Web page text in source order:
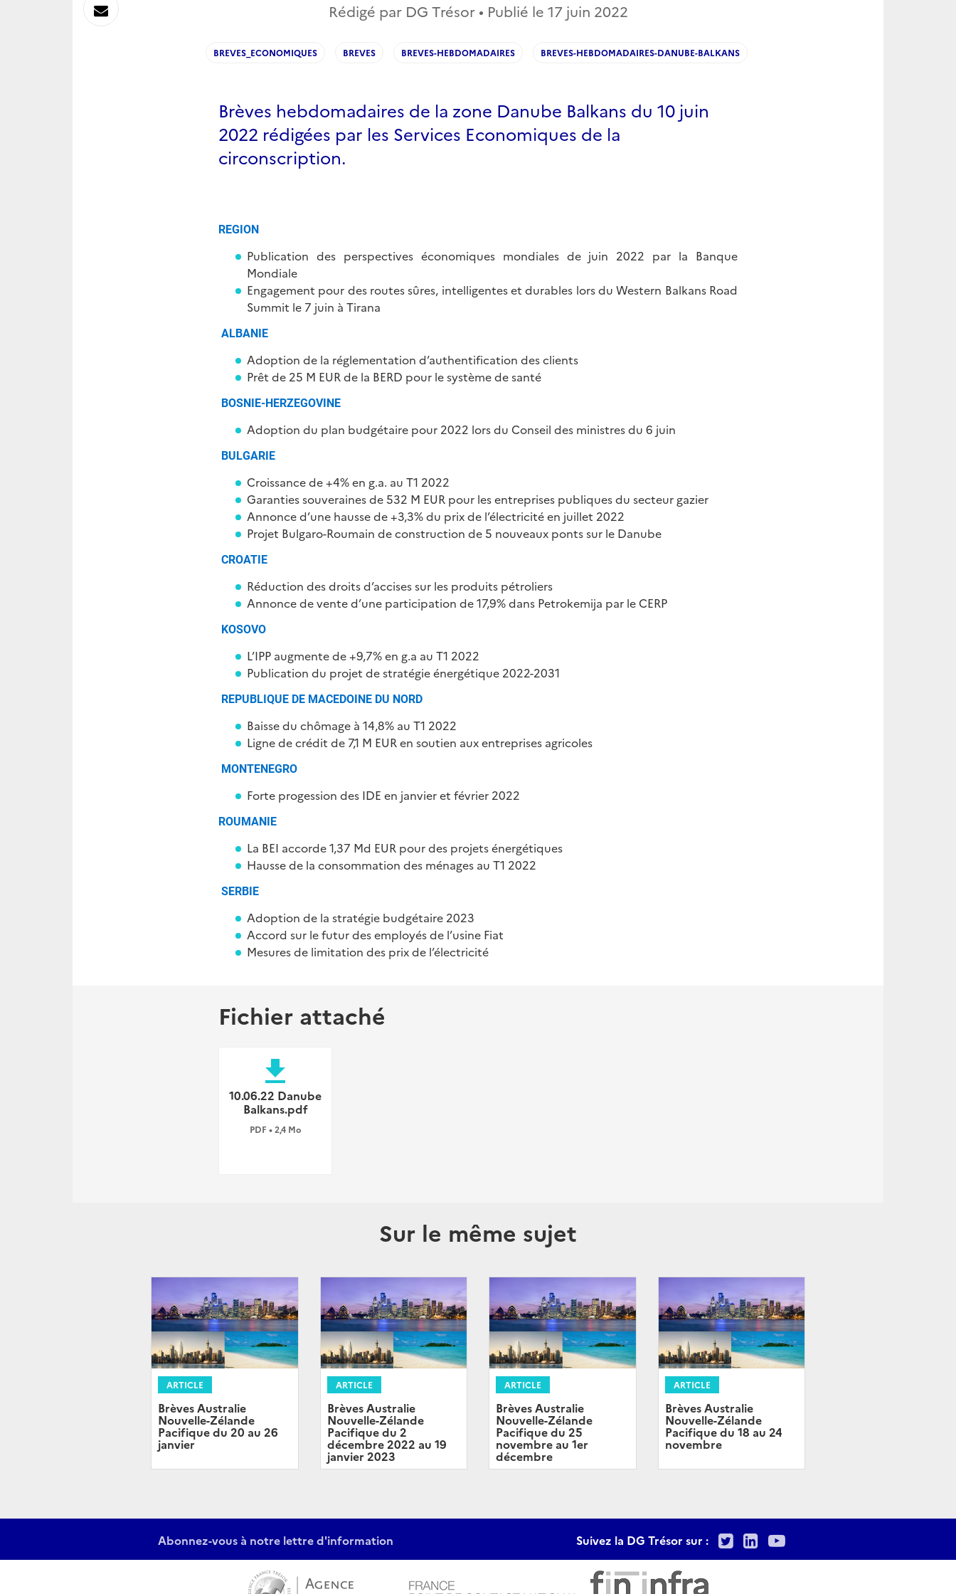
Rédigé par DG Trésor • Publié le 17 juin 2022
BREVES_ECONOMIQUES BREVES BREVES-HEBDOMADAIRES BREVES-HEBDOMADAIRES-DANUBE-BALKANS
Brèves hebdomadaires de la zone Danube Balkans du 10 juin
2022 rédigées par les Services Economiques de la
circonscription.
REGION
Publication des perspectives économiques mondiales de juin 2022 par la Banque
Mondiale
Engagement pour des routes sûres, intelligentes et durables lors du Western Balkans Road
Summit le 7 juin à Tirana
ALBANIE
Adoption de la réglementation d’authentification des clients
Prêt de 25 M EUR de la BERD pour le système de santé
BOSNIE-HERZEGOVINE
Adoption du plan budgétaire pour 2022 lors du Conseil des ministres du 6 juin
BULGARIE
Croissance de +4% en g.a. au T1 2022
Garanties souveraines de 532 M EUR pour les entreprises publiques du secteur gazier
Annonce d’une hausse de +3,3% du prix de l’électricité en juillet 2022
Projet Bulgaro-Roumain de construction de 5 nouveaux ponts sur le Danube
CROATIE
Réduction des droits d’accises sur les produits pétroliers
Annonce de vente d’une participation de 17,9% dans Petrokemija par le CERP
KOSOVO
L’IPP augmente de +9,7% en g.a au T1 2022
Publication du projet de stratégie énergétique 2022-2031
REPUBLIQUE DE MACEDOINE DU NORD
Baisse du chômage à 14,8% au T1 2022
Ligne de crédit de 7,1 M EUR en soutien aux entreprises agricoles
MONTENEGRO
Forte progession des IDE en janvier et février 2022
ROUMANIE
La BEI accorde 1,37 Md EUR pour des projets énergétiques
Hausse de la consommation des ménages au T1 2022
SERBIE
Adoption de la stratégie budgétaire 2023
Accord sur le futur des employés de l’usine Fiat
Mesures de limitation des prix de l’électricité
Fichier attaché
file_download
10.06.22 Danube
Balkans.pdf
PDF • 2,4 Mo
Sur le même sujet
ARTICLE
Brèves Australie
Nouvelle-Zélande
Pacifique du 20 au 26
janvier
ARTICLE
Brèves Australie
Nouvelle-Zélande
Pacifique du 2
décembre 2022 au 19
janvier 2023
ARTICLE
Brèves Australie
Nouvelle-Zélande
Pacifique du 25
novembre au 1er
décembre
ARTICLE
Brèves Australie
Nouvelle-Zélande
Pacifique du 18 au 24
novembre
Envoyer
Abonnez-vous à notre lettre d'information Suivez la DG Trésor sur : TwitterLinkedIn
Youtube